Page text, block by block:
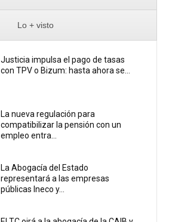
Lo + visto
Justicia impulsa el pago de tasas
con TPV o Bizum: hasta ahora se...
La nueva regulación para
compatibilizar la pensión con un
empleo entra...
La Abogacía del Estado
representará a las empresas
públicas Ineco y...